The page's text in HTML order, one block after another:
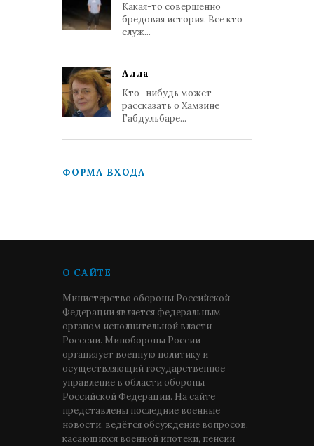
Какая-то совершенно
бредовая история. Все кто
служ...
Алла
Кто -нибудь может
рассказать о Хамзине
Габдульбаре...
ФОРМА ВХОДА
О САЙТЕ
Министерство обороны Российской
Федерации является федеральным
органом исполнительной власти
Росссии. Минобороны России
организует военную политику и
осуществляющий государственное
управление в области обороны
Российской Федерации. На сайте
представлены последние военные
новости, ведётся обсуждение вопросов,
касающихся военной ипотеки, пенсии